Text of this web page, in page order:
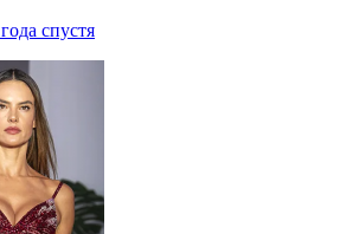
спустя